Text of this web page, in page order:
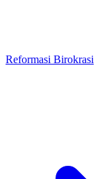
Reformasi Birokrasi